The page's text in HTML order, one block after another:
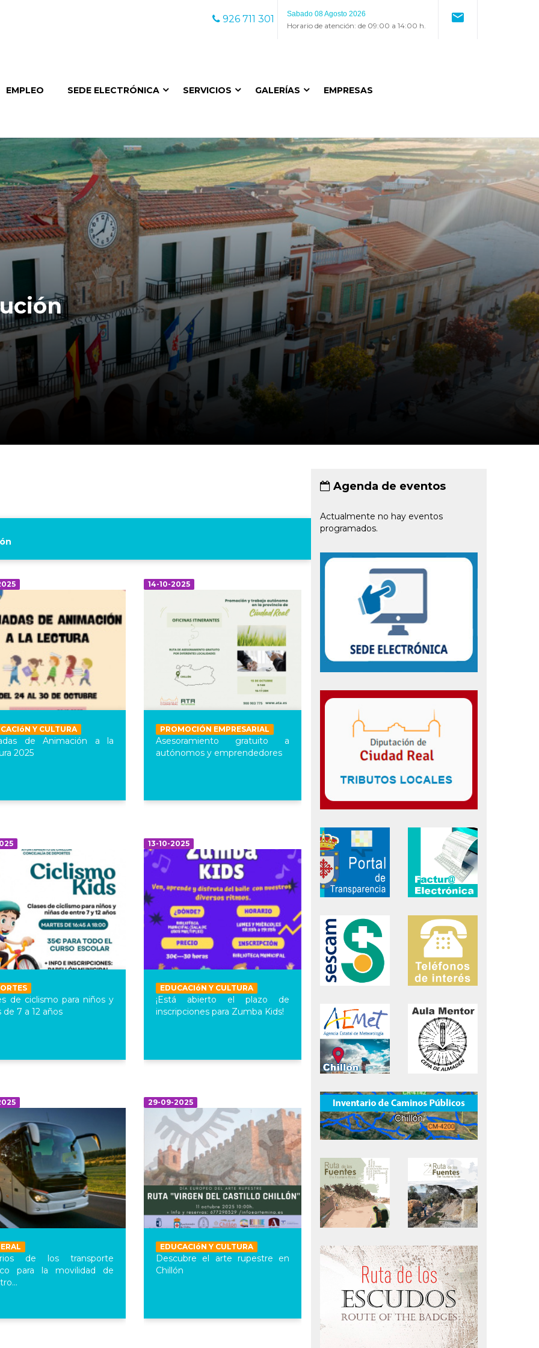
926 711 301 Sabado 08 Agosto 2026
Horario de atención: de 09:00 a 14:00 h.
mail
EMPLEO SEDE ELECTRÓNICA SERVICIOS GALERÍAS EMPRESAS
San
Y CULTURA
de Animación a la
2025
14-10-2025
PROMOCIÓN EMPRESARIAL
Asesoramiento gratuito a
autónomos y emprendedores
de ciclismo para niños y
de 7 a 12 años
13-10-2025
EDUCACIóN Y CULTURA
¡Está abierto el plazo de
inscripciones para Zumba Kids!
de los transporte
para la movilidad de
29-09-2025
EDUCACIóN Y CULTURA
Descubre el arte rupestre en
Chillón
Agenda de eventos
Actualmente no hay eventos
programados.